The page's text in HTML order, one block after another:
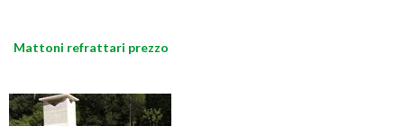
Mattoni refrattari prezzo